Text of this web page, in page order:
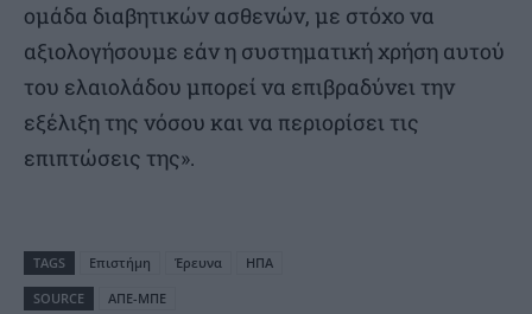
ομάδα διαβητικών ασθενών, με στόχο να
αξιολογήσουμε εάν η συστηματική χρήση αυτού
του ελαιολάδου μπορεί να επιβραδύνει την
εξέλιξη της νόσου και να περιορίσει τις
επιπτώσεις της».
TAGS Επιστήμη Έρευνα
ΗΠΑ
SOURCE
ΑΠΕ-ΜΠΕ